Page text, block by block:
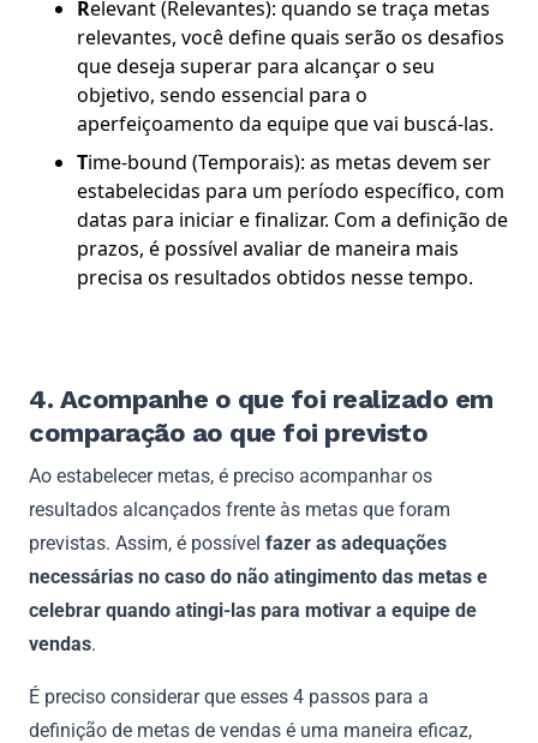
Relevant (Relevantes): quando se traça metas
relevantes, você define quais serão os desafios
que deseja superar para alcançar o seu
objetivo, sendo essencial para o
aperfeiçoamento da equipe que vai buscá-las.
Time-bound (Temporais): as metas devem ser
estabelecidas para um período específico, com
datas para iniciar e finalizar. Com a definição de
prazos, é possível avaliar de maneira mais
precisa os resultados obtidos nesse tempo.
4. Acompanhe o que foi realizado em
comparação ao que foi previsto
Ao estabelecer metas, é preciso acompanhar os
resultados alcançados frente às metas que foram
previstas. Assim, é possível fazer as adequações
necessárias no caso do não atingimento das metas e
celebrar quando atingi-las para motivar a equipe de
vendas.
É preciso considerar que esses 4 passos para a
definição de metas de vendas é uma maneira eficaz,